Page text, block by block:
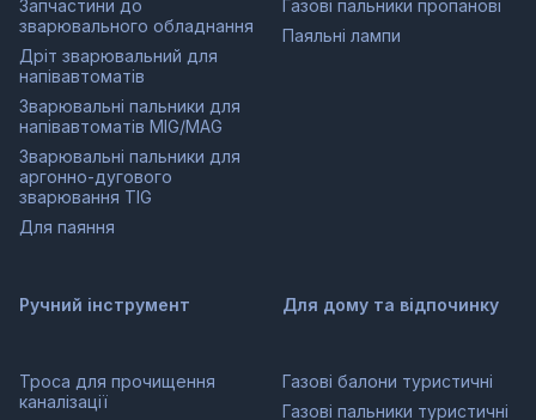
Запчастини до
зварювального обладнання
Дріт зварювальний для
напівавтоматів
Зварювальні пальники для
напівавтоматів MIG/MAG
Зварювальні пальники для
аргонно-дугового
зварювання TIG
Для паяння
Газові пальники пропанові
Паяльні лампи
Ручний інструмент
Троса для прочищення
каналізації
Для дому та відпочинку
Газові балони туристичні
Газові пальники туристичні